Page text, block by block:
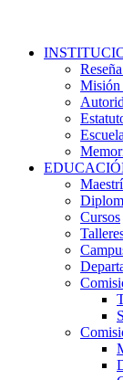
Close
Misión
Cursos